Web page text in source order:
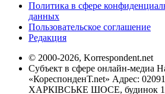
Политика в сфере
данных
Пользовательское соглашение
Редакция
© 2000-2026, Korrespondent.net
Субъект в сфере онлайн-медиа
«КореспонденТ.net» Адрес:
ХАРКІВСЬКЕ ШОСЕ, будинок